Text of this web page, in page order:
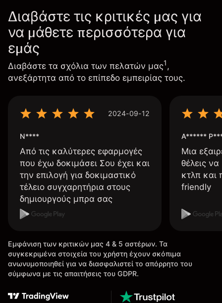
Διαβάστε τις κριτικές μας για
να μάθετε περισσότερα για
εμάς
Διαβάστε τα σχόλια των πελατών μας1,
ανεξάρτητα από το επίπεδο εμπειρίας τους.
2024-09-12
N****
Από τις καλύτερες εφαρμογές
που έχω δοκιμάσει Σου έχει και
την επιλογή για δοκιμαστικό
τέλειο συγχαρητήρια στους
δημιουργούς μπρα σας
A******
Μια
θέλεις
κτλπ και
friendly
Εμφάνιση των κριτικών μας 4 & 5 αστέρων. Τα
συγκεκριμένα στοιχεία του χρήστη έχουν σκόπιμα
ανωνυμοποιηθεί για να διασφαλιστεί το απόρρητο του
σύμφωνα με τις απαιτήσεις του GDPR.